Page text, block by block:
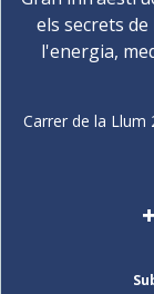
els secrets
l'energia,
Carrer de la Llum